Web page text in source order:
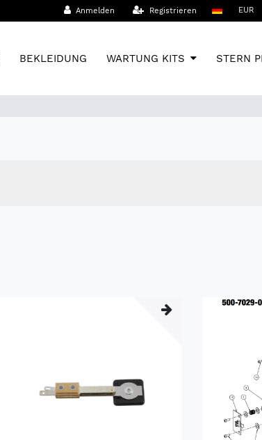
Anmelden Registrieren EUR
BEKLEIDUNG WARTUNG KITS STERN